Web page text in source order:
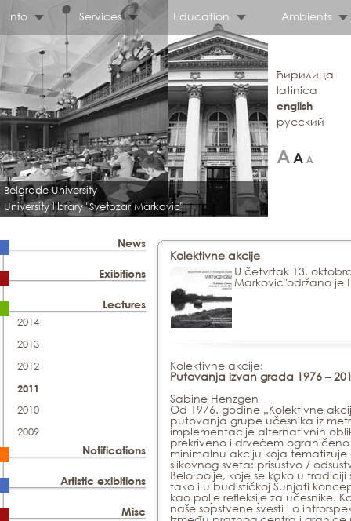
Info Services Education Ambients
Belgrade University
University library "Svetozar Markovic"
ћирилица
latinica
english
русский
News
Exibitions
Lectures
2014
2013
2012
2011
2010
2009
Notifications
Artistic exibitions
Misc
Kolektivne akcije
U četvrtak 13.
Marković"održano je
Kolektivne akcije:
Putovanja izvan grada 1976 –
Sabine Henzgen
Od 1976. godine „Kolektivne
putovanja grupe učesnika iz
implementacije alternativnih
prekriveno i drvećem
minimalnu akciju koja
slikovnog sveta: prisustvo /
Belo polje, koje se kako u
tako i u budističkoj Šunjati
kao polje refleksije za učesnike.
naše sopstvene svesti i o